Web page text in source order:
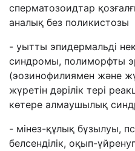
сперматозоидтар
аналық без поликистозы
- уытты эпидермальді
синдромы, полиморфты
(эозинофилиямен және
жүретін дәрілік тері
көтере алмаушылық
- мінез-құлық бұзылуы,
белсенділік, оқып-